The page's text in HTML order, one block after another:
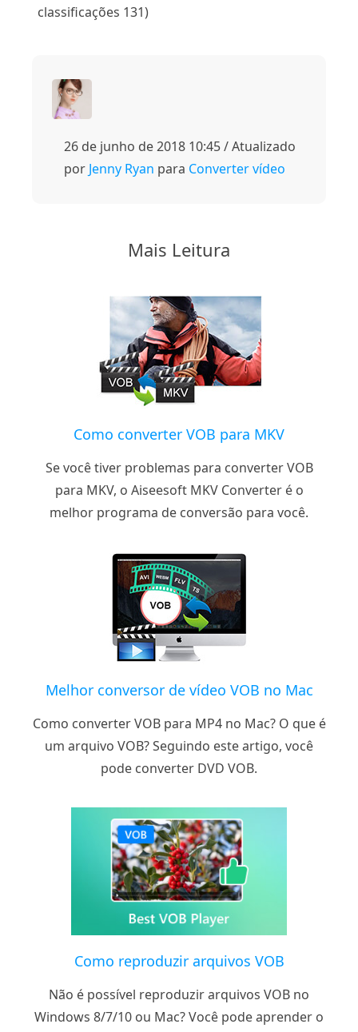
classificações 131)
26 de junho de 2018 10:45 / Atualizado
por Jenny Ryan para Converter vídeo
Mais Leitura
Como converter VOB para MKV
Se você tiver problemas para converter VOB
para MKV, o Aiseesoft MKV Converter é o
melhor programa de conversão para você.
Melhor conversor de vídeo VOB no Mac
Como converter VOB para MP4 no Mac? O que é
um arquivo VOB? Seguindo este artigo, você
pode converter DVD VOB.
Como reproduzir arquivos VOB
Não é possível reproduzir arquivos VOB no
Windows 8/7/10 ou Mac? Você pode aprender o